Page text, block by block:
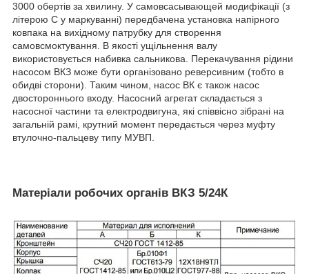
3000 обертів за хвилину. У самовсасывающей модифікації (з
літерою С у маркуванні) передбачена установка напірного
ковпака на вихідному патрубку для створення
самовсмоктування. В якості ущільнення валу
використовується набивка сальникова. Перекачування рідини
насосом ВКЗ може бути організовано реверсивним (тобто в
обидві сторони). Таким чином, насос ВК є також насос
двостороннього входу. Насосний агрегат складається з
насосної частини та електродвигуна, які співвісно зібрані на
загальній рамі, крутний момент передається через муфту
втулочно-пальцеву типу МУВП.
Матеріали робочих органів ВКЗ 5/24К